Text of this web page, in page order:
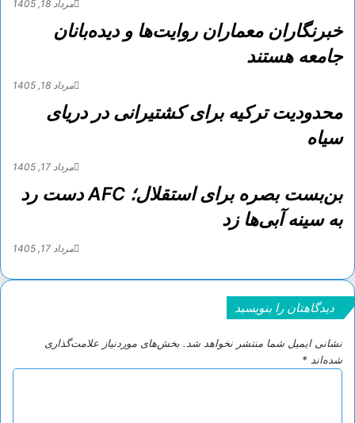
مرداد 18, 1405
خبرنگاران معماران روایت‌ها و دیده‌بانان
جامعه هستند
مرداد 18, 1405
محدودیت ترکیه برای کشتیرانی در دریای
سیاه
مرداد 17, 1405
بن‌بست بصره برای استقلال؛ AFC دست رد
به سینه آبی‌ها زد
مرداد 17, 1405
دیدگاهتان را بنویسید
نشانی ایمیل شما منتشر نخواهد شد. بخش‌های موردنیاز علامت‌گذاری
شده‌اند *